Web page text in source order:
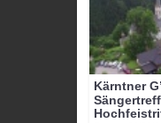
Kärntner